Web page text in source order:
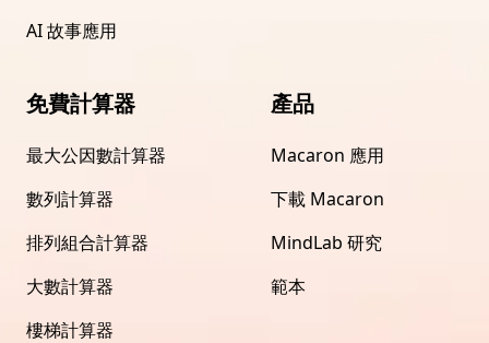
AI 故事應用
免費計算器
最大公因數計算器
數列計算器
排列組合計算器
大數計算器
樓梯計算器
產品
Macaron 應用
下載 Macaron
MindLab 研究
範本